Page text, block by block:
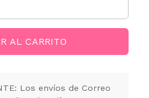
AL CARRITO
Los envíos de Correo